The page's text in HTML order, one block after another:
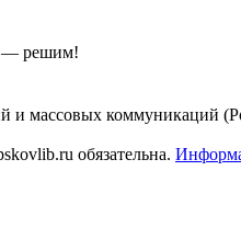
— решим!
и массовых коммуникаций
обязательна.